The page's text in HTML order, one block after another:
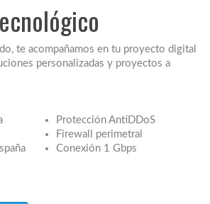
te acompañamos en tu proyecto digital
personalizadas y proyectos a
Protección AntiDDoS
Firewall perimetral
Conexión 1 Gbps